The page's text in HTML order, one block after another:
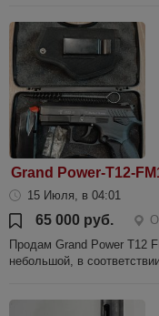
Grand Power-T12-
15 Июля, в 04:01
65 000 руб.
Продам Grand Power T12
небольшой, в